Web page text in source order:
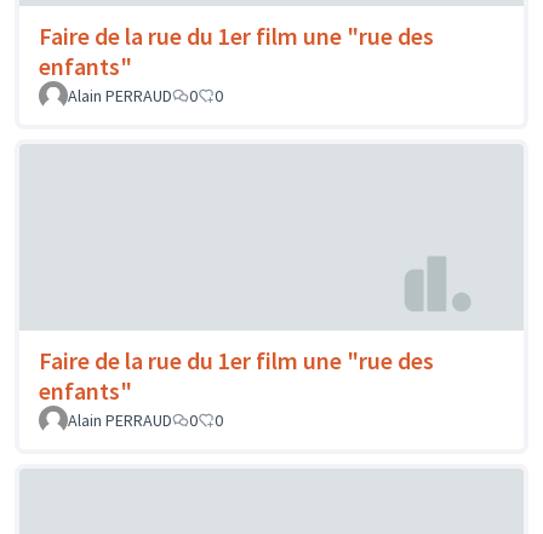
Faire de la rue du 1er film une "rue des
enfants"
Alain PERRAUD 0 0
Faire de la rue du 1er film une "rue des
enfants"
Alain PERRAUD 0 0